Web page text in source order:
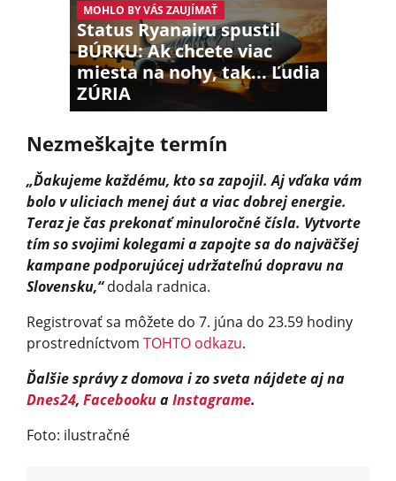
MOHLO BY VÁS ZAUJÍMAŤ
Status Ryanairu spustil
BÚRKU: Ak chcete viac
miesta na nohy, tak... Ľudia
ZÚRIA
Nezmeškajte termín
„Ďakujeme každému, kto sa zapojil. Aj vďaka vám
bolo v uliciach menej áut a viac dobrej energie.
Teraz je čas prekonať minuloročné čísla. Vytvorte
tím so svojimi kolegami a zapojte sa do najväčšej
kampane podporujúcej udržateľnú dopravu na
Slovensku,“dodala radnica.
Registrovať sa môžete do 7. júna do 23.59 hodiny
prostredníctvom TOHTO odkazu.
Ďalšie správy z domova i zo sveta nájdete aj na
Dnes24, FacebookuaInstagrame.
Foto: ilustračné